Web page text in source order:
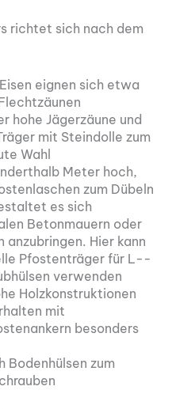
richtet sich nach dem
eignen sich etwa
hohe Jägerzäune und
mit Steindolle zum
Wahl
Meter hoch,
zum Dübeln
es sich
Betonmauern oder
Hier kann
Pfostenträger für L-­
verwenden
Holzkonstruktionen
mit
besonders
Bodenhülsen zum